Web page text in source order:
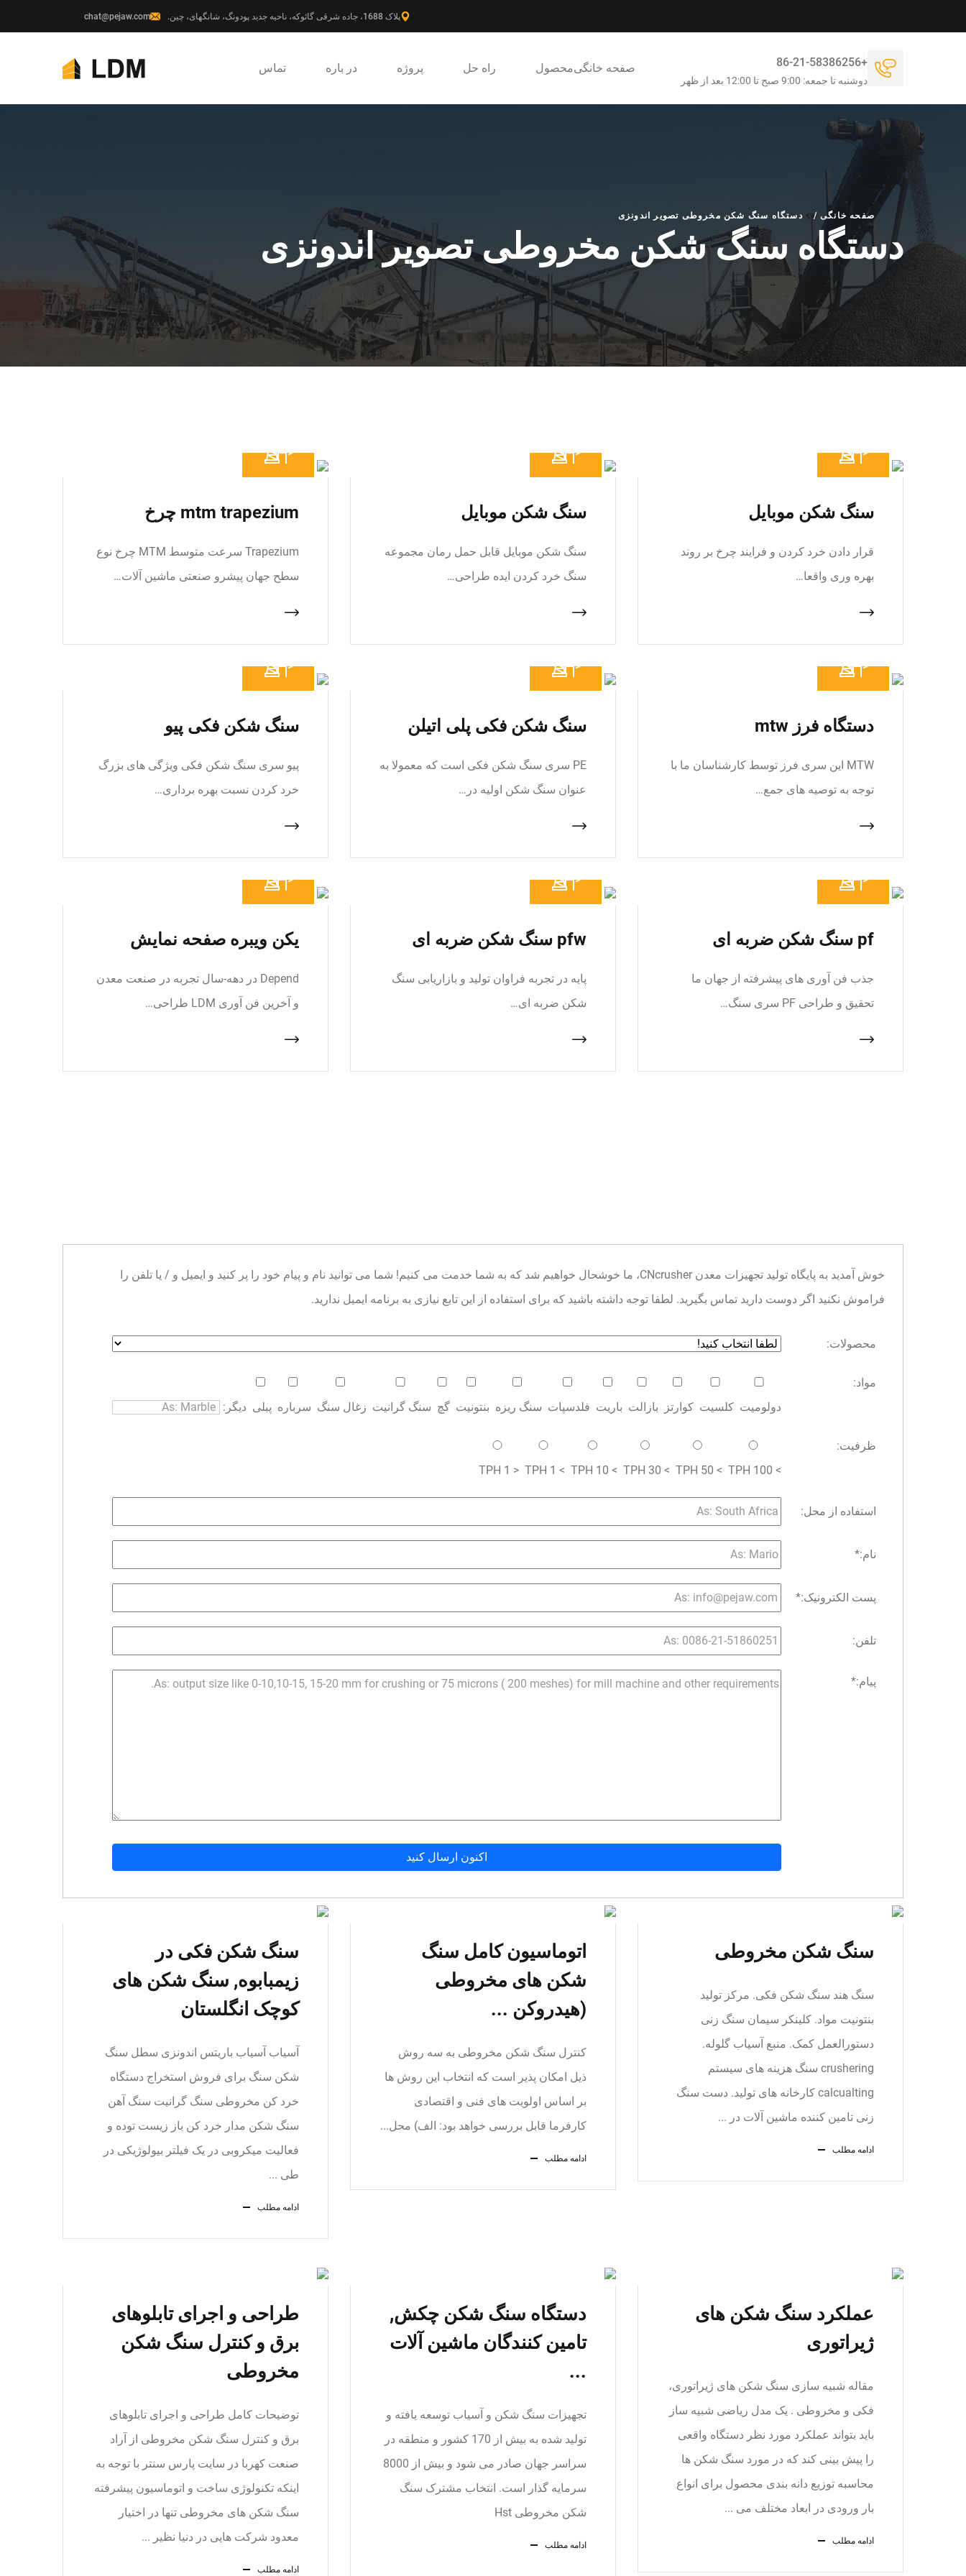
پلاک 1688، جاده شرقی گائوکه، ناحیه جدید پودونگ، شانگهای، چین. chat@pejaw.com
صفحه خانگیمحصول راه حل پروژه در باره تماس +86-21-58386256
دوشنبه تا جمعه: 9:00 صبح تا 12:00 بعد از ظهر
صفحه خانگی / دستگاه سنگ شکن مخروطی تصویر اندونزی
دستگاه سنگ شکن مخروطی تصویر اندونزی
سنگ شکن موبایل
قرار دادن خرد کردن و فرایند چرخ بر روند
بهره وری واقعا…
سنگ شکن موبایل
سنگ شکن موبایل قابل حمل رمان مجموعه
سنگ خرد کردن ایده طراحی…
mtm trapezium چرخ
Trapezium سرعت متوسط MTM چرخ نوع
سطح جهان پیشرو صنعتی ماشین آلات…
دستگاه فرز mtw
MTW این سری فرز توسط کارشناسان ما با
توجه به توصیه های جمع…
سنگ شکن فکی پلی اتیلن
PE سری سنگ شکن فکی است که معمولا به
عنوان سنگ شکن اولیه در…
سنگ شکن فکی پیو
پیو سری سنگ شکن فکی ویژگی های بزرگ
خرد کردن نسبت بهره برداری…
pf سنگ شکن ضربه ای
جذب فن آوری های پیشرفته از جهان ما
تحقیق و طراحی PF سری سنگ…
pfw سنگ شکن ضربه ای
پایه در تجربه فراوان تولید و بازاریابی سنگ
شکن ضربه ای…
یکن ویبره صفحه نمایش
Depend در دهه-سال تجربه در صنعت معدن
و آخرین فن آوری LDM طراحی…
خوش آمدید به پایگاه تولید تجهیزات معدن CNcrusher، ما خوشحال خواهیم شد که به شما خدمت می کنیم! شما می توانید نام و پیام خود را پر کنید و ایمیل و / یا تلفن را
فراموش نکنید اگر دوست دارید تماس بگیرید. لطفا توجه داشته باشید که برای استفاده از این تابع نیازی به برنامه ایمیل ندارید.
محصولات:
مواد:
دولومیت کلسیت کوارتز بازالت باریت فلدسپات سنگ ریزه بنتونیت گچ سنگ گرانیت زغال سنگ سرباره پبلی دیگر:
ظرفیت:
> 100 TPH
> 50 TPH
> 30 TPH
> 10 TPH
> 1 TPH
< 1 TPH
استفاده از محل:
نام:*
پست الکترونیک:*
تلفن:
پیام:*
سنگ شکن مخروطی
سنگ هند سنگ شکن فکی. مرکز تولید
بنتونیت مواد. کلینکر سیمان سنگ زنی
دستورالعمل کمک. منبع آسیاب گلوله.
crushering سنگ هزینه های سیستم
calcualting کارخانه های تولید. دست سنگ
زنی تامین کننده ماشین آلات در ...
ادامه مطلب
اتوماسیون کامل سنگ
شکن های مخروطی
(هیدروکن ...
کنترل سنگ شکن مخروطی به سه روش
ذیل امکان پذیر است که انتخاب این روش ها
بر اساس اولویت های فنی و اقتصادی
کارفرما قابل بررسی خواهد بود: الف) محل...
ادامه مطلب
سنگ شکن فکی در
زیمبابوه, سنگ شکن های
کوچک انگلستان
آسیاب آسیاب باریتس اندونزی سطل سنگ
شکن سنگ برای فروش استخراج دستگاه
خرد کن مخروطی سنگ گرانیت سنگ آهن
سنگ شکن مدار خرد کن باز زیست توده و
فعالیت میکروبی در یک فیلتر بیولوژیکی در
طی ...
ادامه مطلب
عملکرد سنگ شکن های
ژیراتوری
مقاله شبیه سازی سنگ شکن های ژیراتوری،
فکی و مخروطی . یک مدل ریاضی شبیه ساز
باید بتواند عملکرد مورد نظر دستگاه واقعی
را پیش بینی کند که در مورد سنگ شکن ها
محاسبه توزیع دانه بندی محصول برای انواع
بار ورودی در ابعاد مختلف می ...
ادامه مطلب
دستگاه سنگ شکن چکش,
تامین کنندگان ماشین آلات
...
تجهیزات سنگ شکن و آسیاب توسعه یافته و
تولید شده به بیش از 170 کشور و منطقه در
سراسر جهان صادر می شود و بیش از 8000
سرمایه گذار است. انتخاب مشترک سنگ
شکن مخروطی Hst
ادامه مطلب
طراحی و اجرای تابلوهای
برق و کنترل سنگ شکن
مخروطی
توضیحات کامل طراحی و اجرای تابلوهای
برق و کنترل سنگ شکن مخروطی از آراد
صنعت کهربا در سایت پارس سنتر با توجه به
اینکه تکنولوژی ساخت و اتوماسیون پیشرفته
سنگ شکن های مخروطی تنها در اختیار
معدود شرکت هایی در دنیا نظیر ...
ادامه مطلب